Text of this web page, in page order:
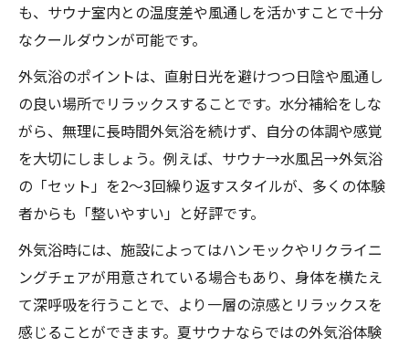
も、サウナ室内との温度差や風通しを活かすことで十分
なクールダウンが可能です。
外気浴のポイントは、直射日光を避けつつ日陰や風通し
の良い場所でリラックスすることです。水分補給をしな
がら、無理に長時間外気浴を続けず、自分の体調や感覚
を大切にしましょう。例えば、サウナ→水風呂→外気浴
の「セット」を2〜3回繰り返すスタイルが、多くの体験
者からも「整いやすい」と好評です。
外気浴時には、施設によってはハンモックやリクライニ
ングチェアが用意されている場合もあり、身体を横たえ
て深呼吸を行うことで、より一層の涼感とリラックスを
感じることができます。夏サウナならではの外気浴体験